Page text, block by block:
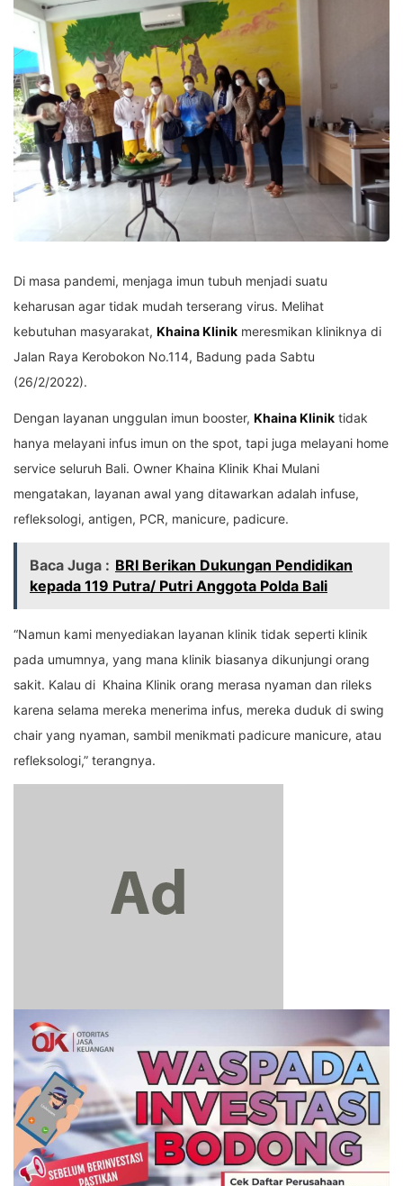
Di masa pandemi, menjaga imun tubuh menjadi suatu
keharusan agar tidak mudah terserang virus. Melihat
kebutuhan masyarakat, Khaina Klinik meresmikan kliniknya di
Jalan Raya Kerobokon No.114, Badung pada Sabtu
(26/2/2022).
Dengan layanan unggulan imun booster, Khaina Klinik tidak
hanya melayani infus imun on the spot, tapi juga melayani home
service seluruh Bali. Owner Khaina Klinik Khai Mulani
mengatakan, layanan awal yang ditawarkan adalah infuse,
refleksologi, antigen, PCR, manicure, padicure.
Baca Juga : BRI Berikan Dukungan Pendidikan
kepada 119 Putra/ Putri Anggota Polda Bali
“Namun kami menyediakan layanan klinik tidak seperti klinik
pada umumnya, yang mana klinik biasanya dikunjungi orang
sakit. Kalau di Khaina Klinik orang merasa nyaman dan rileks
karena selama mereka menerima infus, mereka duduk di swing
chair yang nyaman, sambil menikmati padicure manicure, atau
refleksologi,” terangnya.